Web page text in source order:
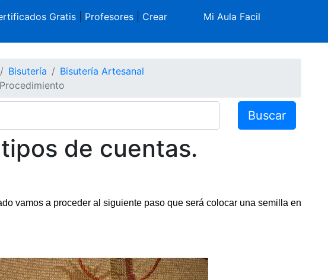
Gratis| Profesores| Crear
Mi Aula Facil
Bisutería
Bisutería Artesanal
Buscar
de cuentas.
vamos a proceder al siguiente paso que será colocar una semilla en